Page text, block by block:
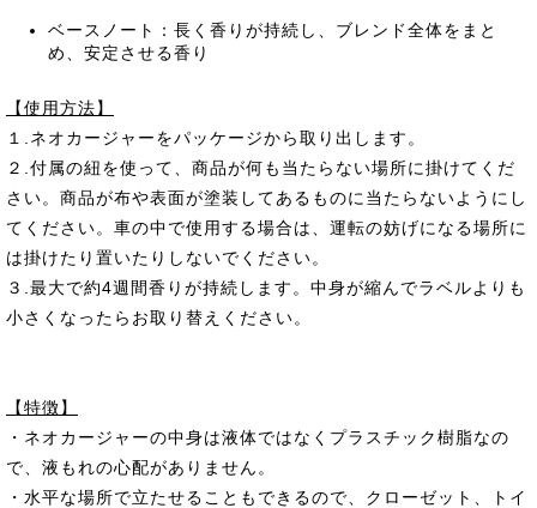
ベースノート：長く香りが持続し、ブレンド全体をまと
め、安定させる香り
【使用方法】
１.ネオカージャーをパッケージから取り出します。
２.付属の紐を使って、商品が何も当たらない場所に掛けてくだ
さい。商品が布や表面が塗装してあるものに当たらないようにし
てください。車の中で使用する場合は、運転の妨げになる場所に
は掛けたり置いたりしないでください。
３.最大で約4週間香りが持続します。中身が縮んでラベルよりも
小さくなったらお取り替えください。
【特徴】
・ネオカージャーの中身は液体ではなくプラスチック樹脂なの
で、液もれの心配がありません。
・水平な場所で立たせることもできるので、クローゼット、トイ